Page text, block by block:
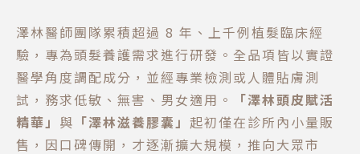
澤林醫師團隊累積超過 8 年、上千例植髮臨床經
驗，專為頭髮養護需求進行研發。全品項皆以實證
醫學角度調配成分，並經專業檢測或人體貼膚測
試，務求低敏、無害、男女適用。
「澤林頭皮賦活
精華」 與 「澤林滋養膠囊」 起初僅在診所內小量販
售，因口碑傳開，才逐漸擴大規模，推向大眾市